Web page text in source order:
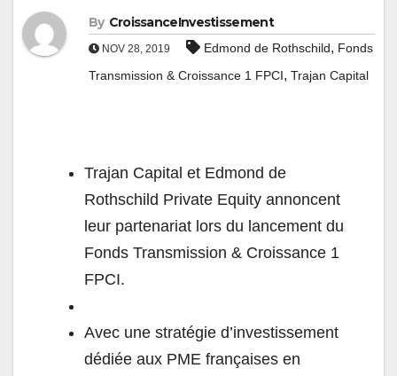
By CroissanceInvestissement
NOV 28, 2019 Edmond de Rothschild, Fonds
Transmission & Croissance 1 FPCI, Trajan Capital
Trajan Capital et Edmond de
Rothschild Private Equity annoncent
leur partenariat lors du lancement du
Fonds Transmission & Croissance 1
FPCI.
Avec une stratégie d’investissement
dédiée aux PME françaises en